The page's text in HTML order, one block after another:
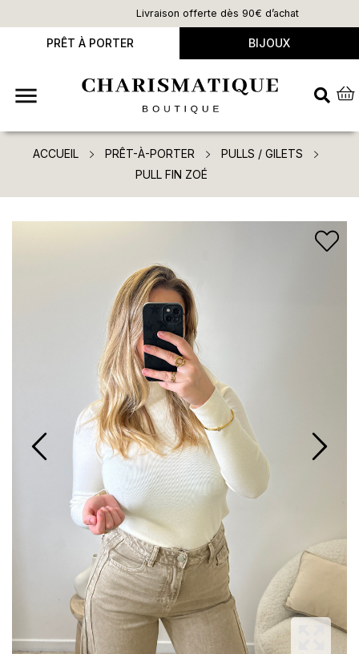
Livraison offerte dès 90€ d’achat
PRÊT À PORTER BIJOUX

ACCUEIL PRÊT-À-PORTER
PULLS / GILETS
PULL FIN ZOÉ